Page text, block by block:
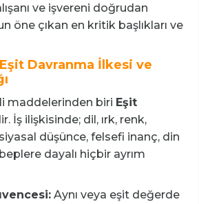
ve işvereni doğrudan
öne çıkan en kritik başlıkları ve
Eşit Davranma İlkesi ve
maddelerinden biri Eşit
İş ilişkisinde; dil, ırk, renk,
düşünce, felsefi inanç, din
dayalı hiçbir ayrım
Aynı veya eşit değerde